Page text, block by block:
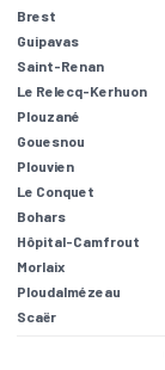
Brest
Guipavas
Saint-Renan
Le Relecq-Kerhuon
Plouzané
Gouesnou
Plouvien
Le Conquet
Bohars
Hôpital-Camfrout
Morlaix
Ploudalmézeau
Scaër